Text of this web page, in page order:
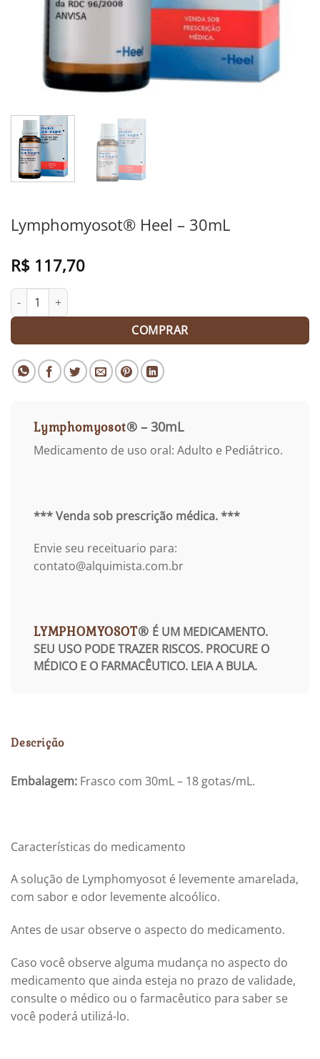
Lymphomyosot® Heel – 30mL
R$ 117,70
Lymphomyosot® Heel - 30mL quantidade
COMPRAR
Lymphomyosot® – 30mL
Medicamento de uso oral: Adulto e Pediátrico.
*** Venda sob prescrição médica. ***
Envie seu receituario para:
contato@alquimista.com.br
LYMPHOMYOSOT® É UM MEDICAMENTO.
SEU USO PODE TRAZER RISCOS. PROCURE O
MÉDICO E O FARMACÊUTICO. LEIA A BULA.
Descrição
Embalagem: Frasco com 30mL – 18 gotas/mL.
Características do medicamento
A solução de Lymphomyosot é levemente amarelada,
com sabor e odor levemente alcoólico.
Antes de usar observe o aspecto do medicamento.
Caso você observe alguma mudança no aspecto do
medicamento que ainda esteja no prazo de validade,
consulte o médico ou o farmacêutico para saber se
você poderá utilizá-lo.